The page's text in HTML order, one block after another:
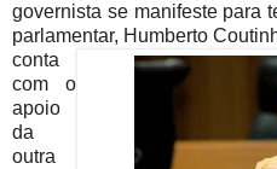
governista se manifeste para
parlamentar, Humberto
conta
com o
apoio
da
outra